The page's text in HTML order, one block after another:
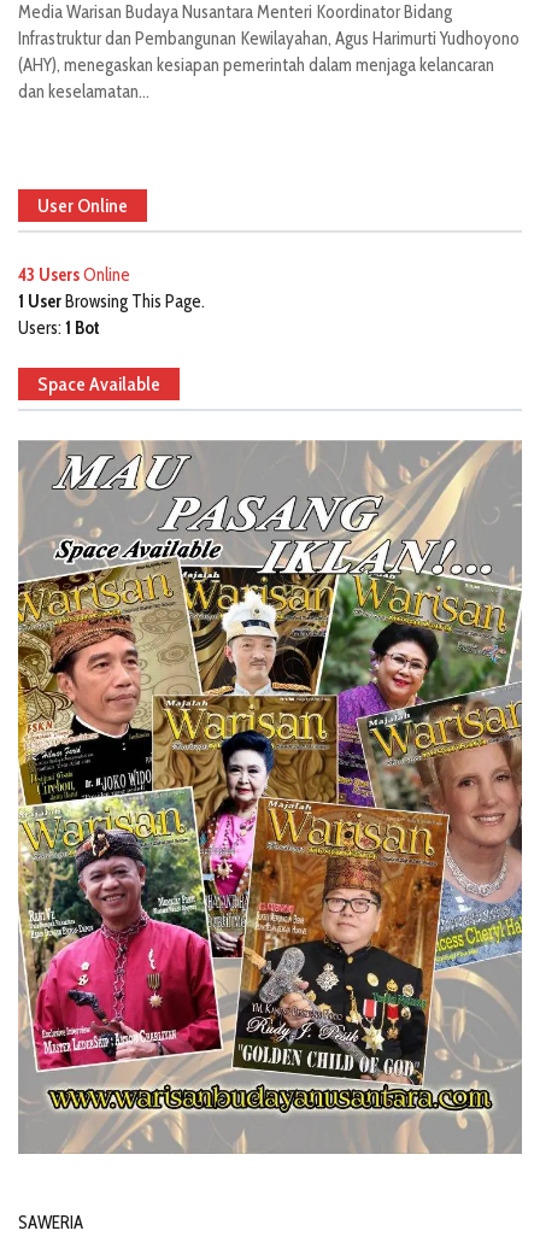
Media Warisan Budaya Nusantara Menteri Koordinator Bidang
Infrastruktur dan Pembangunan Kewilayahan, Agus Harimurti Yudhoyono
(AHY), menegaskan kesiapan pemerintah dalam menjaga kelancaran
dan keselamatan...
User Online
43 UsersOnline
1 User Browsing This Page.
Users: 1 Bot
Space Available
SAWERIA